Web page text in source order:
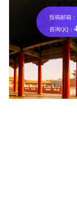
投稿邮箱：
咨询QQ：